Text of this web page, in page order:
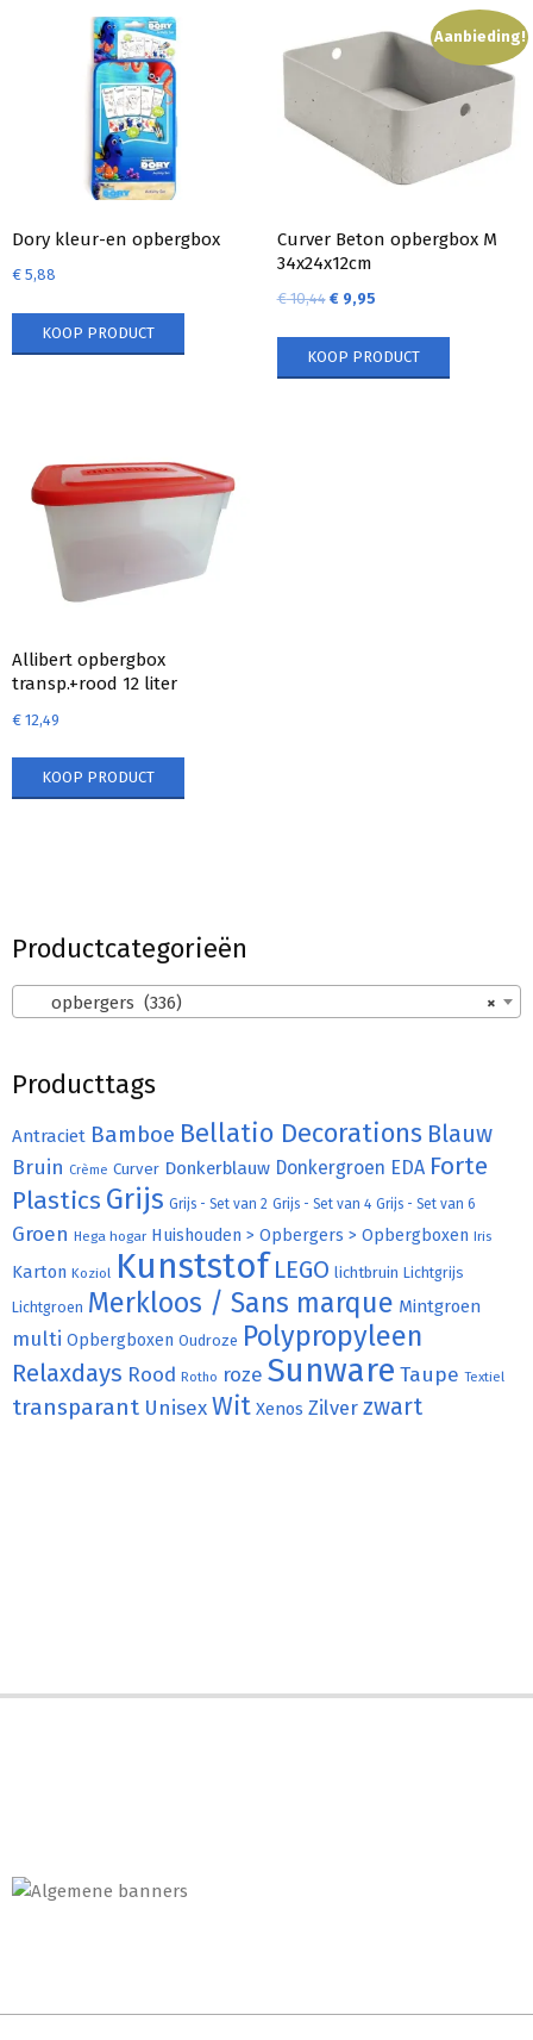
Dory kleur-en opbergbox
€ 5,88
KOOP PRODUCT
Aanbieding!
Curver Beton opbergbox M
34x24x12cm
€10,44 €9,95
KOOP PRODUCT
Allibert opbergbox
transp.+rood 12 liter
€ 12,49
KOOP PRODUCT
Productcategorieën
×
opbergers (336)
Producttags
Antraciet Bamboe Bellatio Decorations Blauw
Bruin Crème Curver Donkerblauw Donkergroen EDA Forte
Plastics Grijs Grijs - Set van 2 Grijs - Set van 4 Grijs - Set van 6
Groen Hega hogar Huishouden > Opbergers > Opbergboxen Iris
Karton Koziol Kunststof LEGO lichtbruin Lichtgrijs
Lichtgroen Merkloos / Sans marque Mintgroen
multi Opbergboxen Oudroze Polypropyleen
Relaxdays Rood Rotho roze Sunware Taupe Textiel
transparant UnisexWit Xenos Zilver zwart